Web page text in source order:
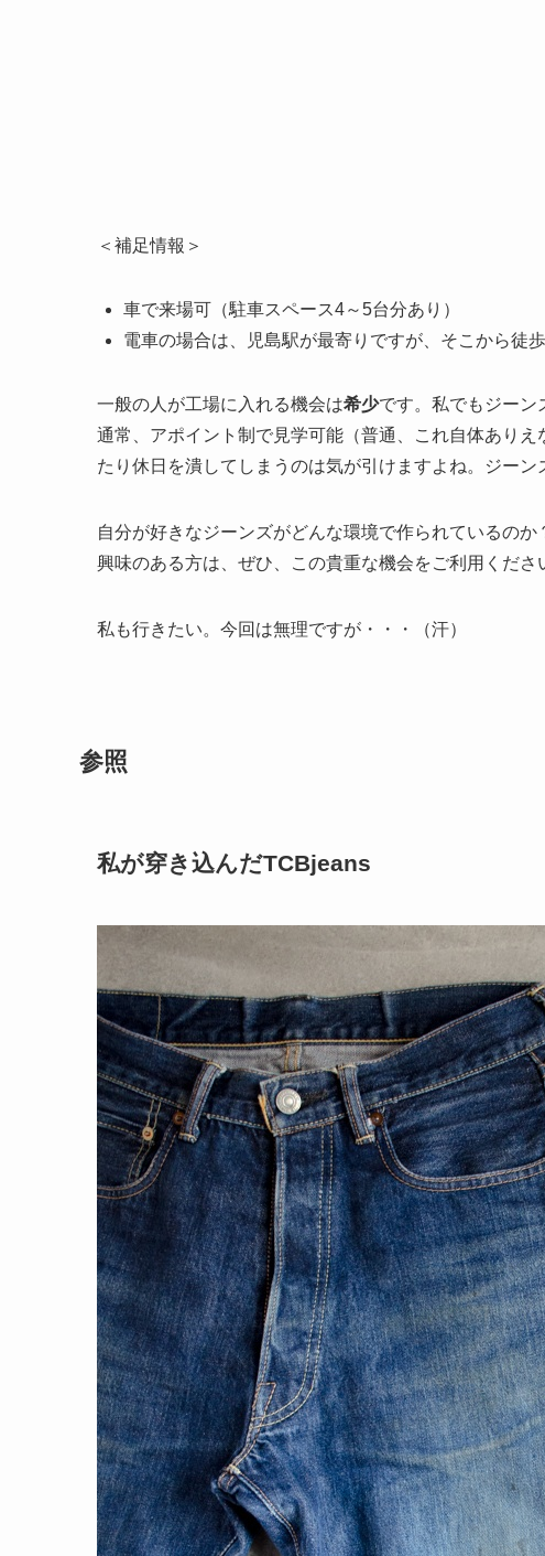
＜補足情報＞
車で来場可（駐車スペース4～5台分あり）
電車の場合は、児島駅が最寄りですが、そこから徒
一般の人が工場に入れる機会は希少です。私でもジーン
通常、アポイント制で見学可能（普通、これ自体あり
たり休日を潰してしまうのは気が引けますよね。ジーン
自分が好きなジーンズがどんな環境で作られているのか
興味のある方は、ぜひ、この貴重な機会をご利用くださ
私も行きたい。今回は無理ですが・・・（汗）
参照
私が穿き込んだTCBjeans